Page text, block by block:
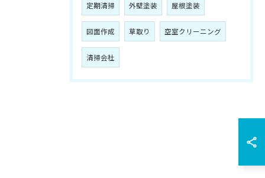
定期清掃 外壁塗装 屋根塗装
図面作成 草取り 空室クリーニング
清掃会社